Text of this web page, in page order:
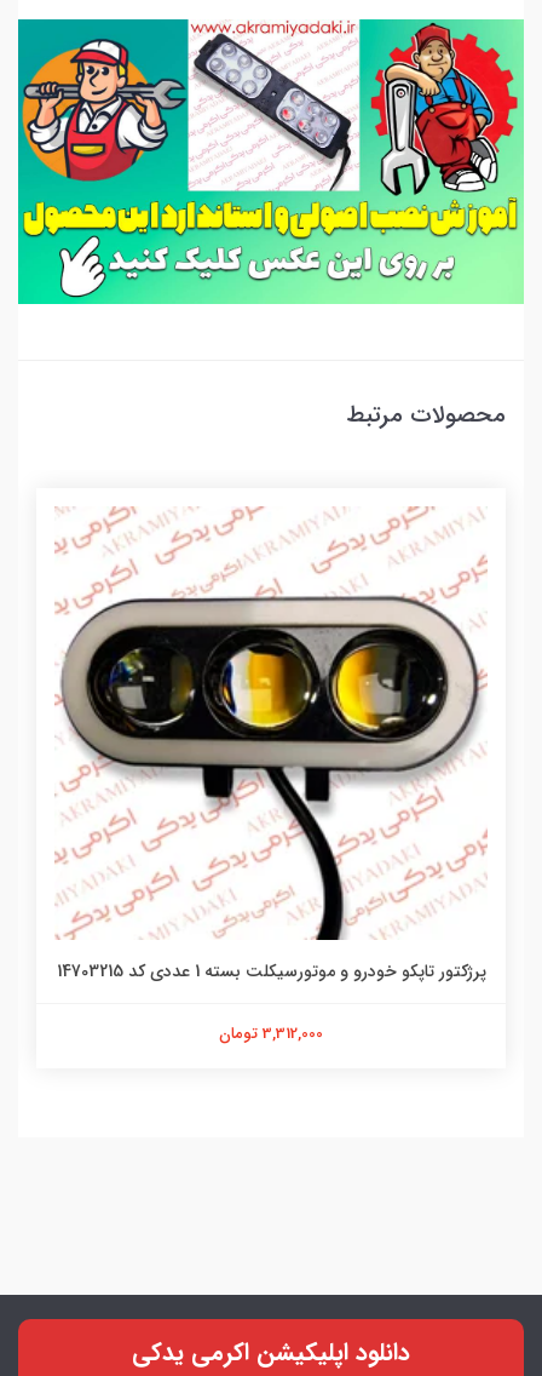
محصولات مرتبط
پرژکتور تاپکو خودرو و موتورسیکلت بسته 1 عددی کد 14703215
3,312,000 تومان
دانلود اپلیکیشن اکرمی یدکی